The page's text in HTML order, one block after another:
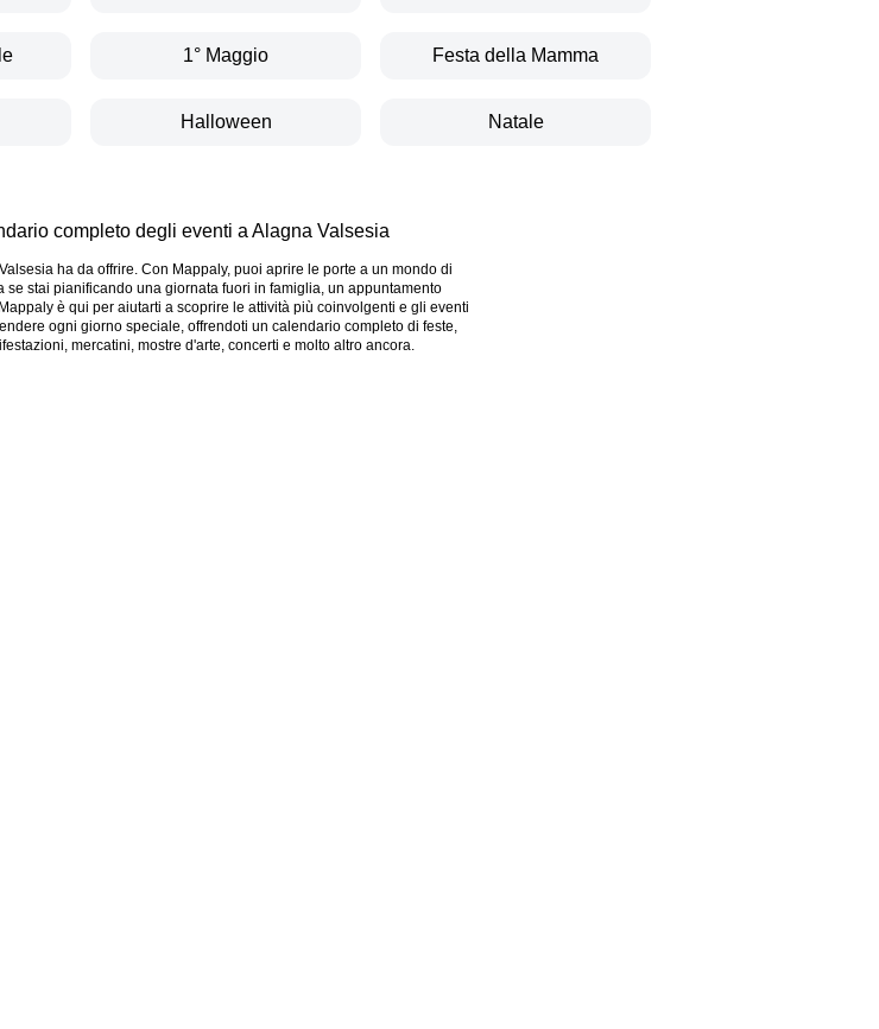
1° Maggio Festa della Mamma
Halloween Natale
completo degli eventi a Alagna Valsesia
ha da offrire. Con Mappaly, puoi aprire le porte a un mondo di
stai pianificando una giornata fuori in famiglia, un appuntamento
è qui per aiutarti a scoprire le attività più coinvolgenti e gli eventi
ogni giorno speciale, offrendoti un calendario completo di feste,
mercatini, mostre d'arte, concerti e molto altro ancora.